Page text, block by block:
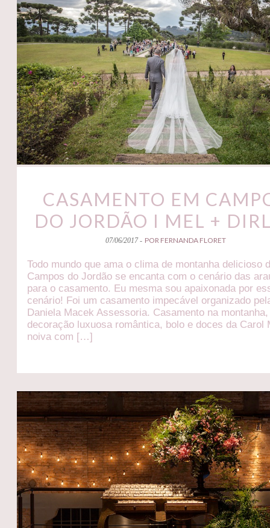
CASAMENTO EM
DO JORDÃO I MEL +
07/06/2017 - POR FERNANDA FLORET
Todo mundo que ama o clima de montanha delicioso
Campos do Jordão se encanta com o cenário das
para o casamento. Eu mesma sou apaixonada por
cenário! Foi um casamento impecável organizado
Daniela Macek Assessoria. Casamento na
decoração luxuosa romântica, bolo e doces da Carol
noiva com […]